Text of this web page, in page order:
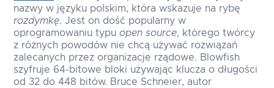
nazwy w języku polskim, która wskazuje na rybę
rozdymkę. Jest on dość popularny w
oprogramowaniu typuopen source, którego twórcy
z różnych powodów nie chcą używać rozwiązań
zalecanych przez organizacje rządowe. Blowfish
szyfruje 64-bitowe bloki używając klucza o długości
od 32 do 448 bitów. Bruce Schneier, autor